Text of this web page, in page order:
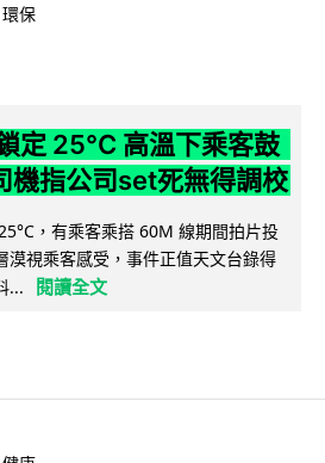
環保
定 25°C 高溫下乘客鼓
機指公司set死無得調校
，有乘客乘搭 60M 線期間拍片投
漠視乘客感受，事件正值天文台錄得
...
閱讀全文